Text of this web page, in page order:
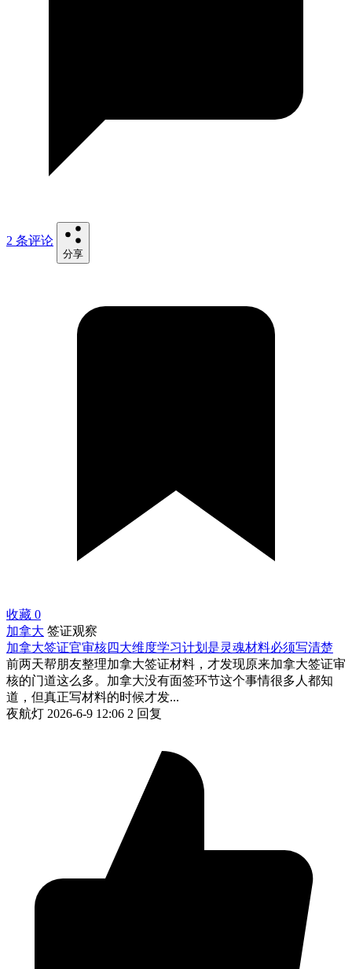
2 条评论
分享
收藏 0
加拿大 签证观察
加拿大签证官审核四大维度学习计划是灵魂材料必须写清楚
前两天帮朋友整理加拿大签证材料，才发现原来加拿大签证审
核的门道这么多。加拿大没有面签环节这个事情很多人都知
道，但真正写材料的时候才发...
夜航灯 2026-6-9 12:06 2 回复